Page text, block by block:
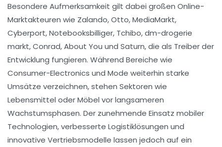
Besondere Aufmerksamkeit gilt dabei großen Online-
Marktakteuren wie Zalando, Otto, MediaMarkt,
Cyberport, Notebooksbilliger, Tchibo, dm-drogerie
markt, Conrad, About You und Saturn, die als Treiber der
Entwicklung fungieren. Während Bereiche wie
Consumer-Electronics und Mode weiterhin starke
Umsätze verzeichnen, stehen Sektoren wie
Lebensmittel oder Möbel vor langsameren
Wachstumsphasen. Der zunehmende Einsatz mobiler
Technologien, verbesserte Logistiklösungen und
innovative Vertriebsmodelle lassen jedoch auf ein